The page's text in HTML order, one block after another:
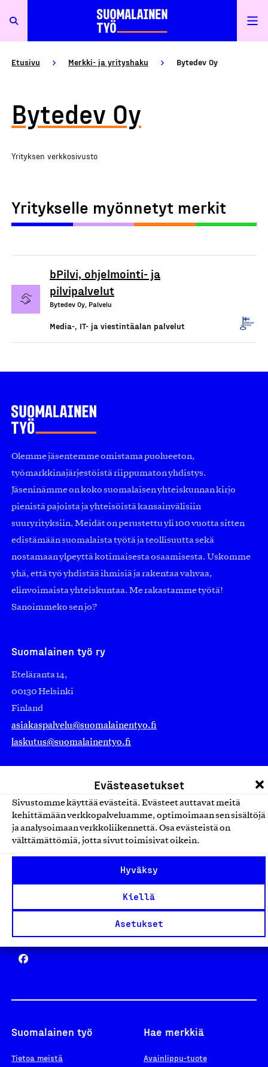
Evästeasetukset
Sivustomme käyttää evästeitä. Evästeet auttavat meitä
kehittämään verkkopalveluamme, optimoimaan sen sisältöjä
ja analysoimaan verkkoliikennettä. Osa evästeistä on
välttämättömiä, jotta sivut toimisivat oikein.
Hyväksy
Kiellä
Asetukset
Etusivu Merkki- ja yrityshaku Bytedev Oy
Bytedev Oy
Yrityksen verkkosivusto
Yritykselle myönnetyt merkit
bPilvi, ohjelmointi- ja
pilvipalvelut
Bytedev Oy, Palvelu
Media-, IT- ja viestintäalan palvelut
Olemme jäsentemme omistama puolueeton,
työmarkkinajärjestöistä riippumaton yhdistys.
Jäseninämme on koko suomalaisen yhteiskunnan kirjo
pienistä pajoista ja yhteisöistä kansainvälisiin
suuryrityksiin. Meidät on perustettu yli 100 vuotta sitten
edistämään suomalaista työtä ja teollisuutta sekä
nostamaan ylpeyttä kotimaisesta osaamisesta. Uskomme
yhä, että työ yhdistää ihmisiä ja rakentaa vahvaa,
elinvoimaista yhteiskuntaa. Me rakastamme työtä!
Sanoimmeko sen jo?
Suomalainen työ ry
Eteläranta 14,
00130 Helsinki
Finland
asiakaspalvelu@suomalainentyo.fi
laskutus@suomalainentyo.fi
Avainlippu
Yhteiskunnallinen Yritys -merkki
Suomalainen työ
Tietoa meistä
Hae merkkiä
Avainlippu-tuote